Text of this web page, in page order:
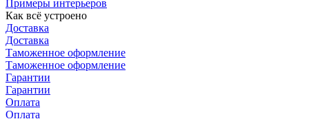
Примеры интерьеров
Как всё устроено
Доставка
Доставка
Таможенное оформление
Таможенное оформление
Гарантии
Гарантии
Оплата
Оплата